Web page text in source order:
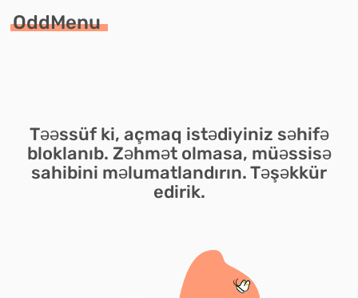
OddMenu
Təəssüf ki, açmaq istədiyiniz səhifə
bloklanıb. Zəhmət olmasa, müəssisə
sahibini məlumatlandırın. Təşəkkür
edirik.